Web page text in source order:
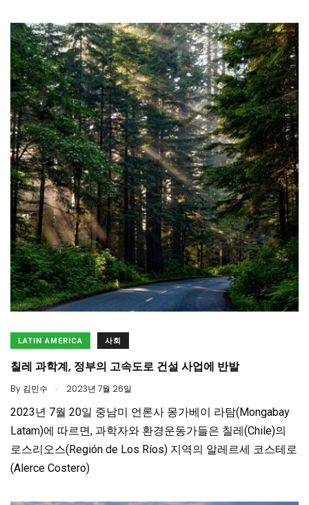
LATIN AMERICA 사회
칠레 과학계, 정부의 고속도로 건설 사업에 반발
By 김민수 . 2023년 7월 26일
2023년 7월 20일 중남미 언론사 몽가베이 라탐(Mongabay
Latam)에 따르면, 과학자와 환경운동가들은 칠레(Chile)의
로스리오스(Región de Los Ríos) 지역의 알레르세 코스테로
(Alerce Costero)